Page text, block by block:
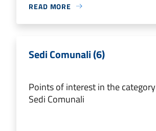
READ MORE
Sedi Comunali (6)
Points of interest in the category
Sedi Comunali